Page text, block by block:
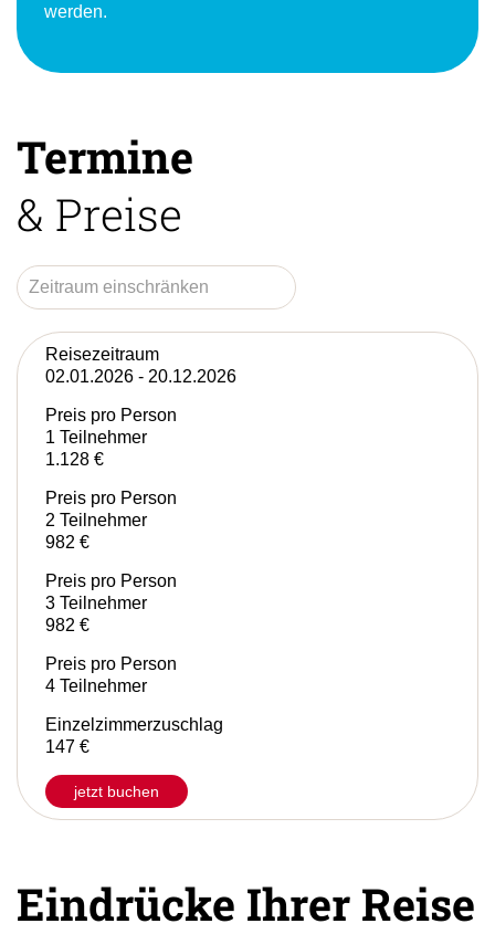
werden.
Termine
& Preise
Reisezeitraum
02.01.2026 - 20.12.2026
Preis pro Person
1 Teilnehmer
1.128 €
Preis pro Person
2 Teilnehmer
982 €
Preis pro Person
3 Teilnehmer
982 €
Preis pro Person
4 Teilnehmer
Einzelzimmerzuschlag
147 €
jetzt buchen
Eindrücke Ihrer Reise